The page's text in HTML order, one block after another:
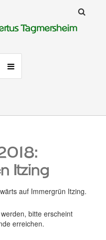
Tagmersheim
Itzing
auf Immergrün Itzing.
bitte erscheint
erreichen.